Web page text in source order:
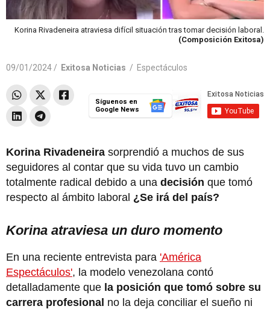
Korina Rivadeneira atraviesa difícil situación tras tomar decisión laboral.
(Composición Exitosa)
09/01/2024 / Exitosa Noticias / Espectáculos
Síguenos en
Google News
Korina Rivadeneira sorprendió a muchos de sus
seguidores al contar que su vida tuvo un cambio
totalmente radical debido a una decisión que tomó
respecto al ámbito laboral ¿Se irá del país?
Korina atraviesa un duro momento
En una reciente entrevista para 'América
Espectáculos', la modelo venezolana contó
detalladamente que la posición que tomó sobre su
carrera profesional no la deja conciliar el sueño ni